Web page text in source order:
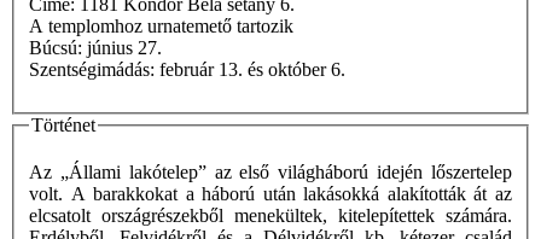
A templomhoz urnatemető tartozik
Búcsú: június 27.
Szentségimádás: február 13. és október 6.
Történet
Az „Állami lakótelep” az első világháború idején lőszertelep
volt. A barakkokat a háború után lakásokká alakították át az
elcsatolt országrészekből menekültek, kitelepítettek számára.